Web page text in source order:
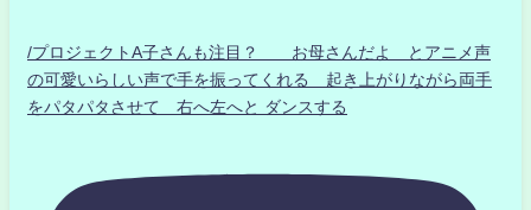
/プロジェクトA子さんも注目？ お母さんだよ とアニメ声
の可愛いらしい声で手を振ってくれる 起き上がりながら両手
をパタパタさせて 右へ左へと ダンスする